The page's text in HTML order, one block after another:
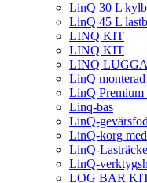
LinQ 30 L
LinQ 45 L
LINQ KIT
LINQ KIT
LINQ
LinQ
LinQ Premium
Linq-bas
LinQ-
LinQ-korg
LinQ-Lasträcke
LinQ-
LOG BAR